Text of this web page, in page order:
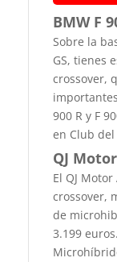
BMW F
Sobre la
GS, tienes
crossover,
900 R y F
en Club
QJ
El QJ
crossover,
de
3.199